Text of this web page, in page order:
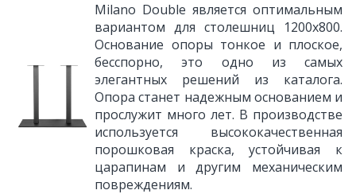
Milano Double является оптимальным
вариантом для столешниц 1200х800.
Основание опоры тонкое и плоское,
бесспорно, это одно из самых
элегантных решений из каталога.
Опора станет надежным основанием и
прослужит много лет. В производстве
используется высококачественная
порошковая краска, устойчивая к
царапинам и другим механическим
повреждениям.